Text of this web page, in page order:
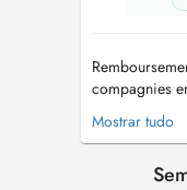
compagnies
Réception à
médicaux je
Mostrar tudo